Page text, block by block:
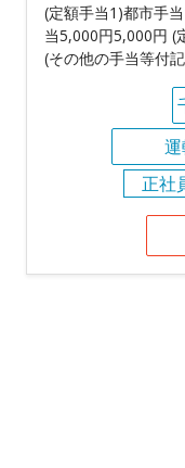
(定額手当1)都市手
当5,000円5,000円 (
(その他の手当等付
正社